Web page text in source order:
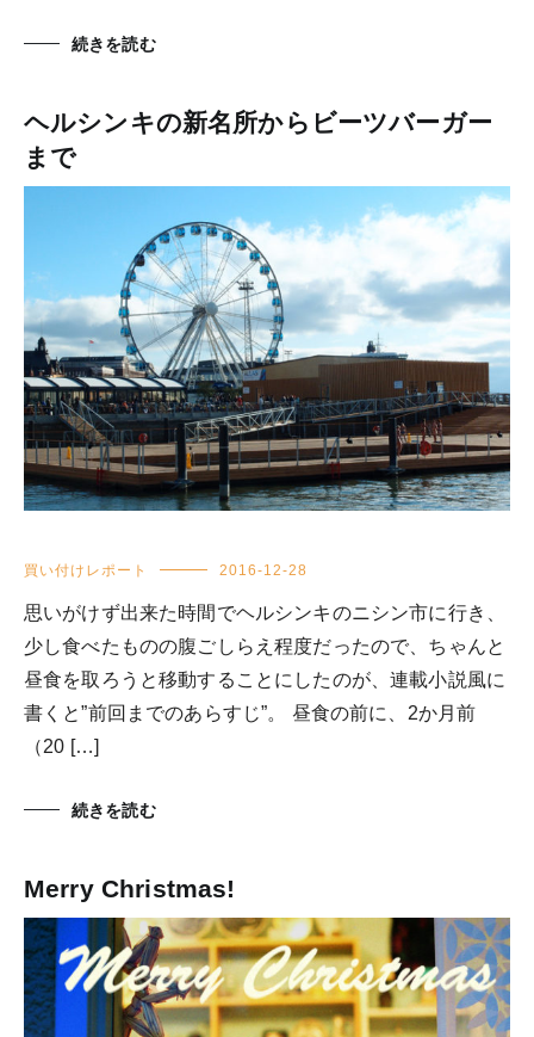
続きを読む
ヘルシンキの新名所からビーツバーガー
まで
買い付けレポート 2016-12-28
思いがけず出来た時間でヘルシンキのニシン市に行き、
少し食べたものの腹ごしらえ程度だったので、ちゃんと
昼食を取ろうと移動することにしたのが、連載小説風に
書くと”前回までのあらすじ”。 昼食の前に、2か月前
（20 […]
続きを読む
Merry Christmas!